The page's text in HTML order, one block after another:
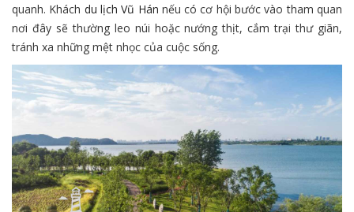
quanh. Khách du lịch Vũ Hán nếu có cơ hội bước vào tham quan
nơi đây sẽ thường leo núi hoặc nướng thịt, cắm trại thư giãn,
tránh xa những mệt nhọc của cuộc sống.